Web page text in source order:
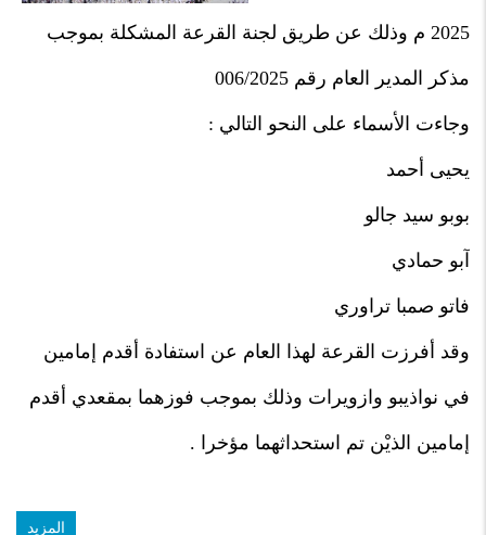
2025 م وذلك عن طريق لجنة القرعة المشكلة بموجب
مذكر المدير العام رقم 006/2025
وجاءت الأسماء على النحو التالي :
يحيى أحمد
بوبو سيد جالو
آبو حمادي
فاتو صمبا تراوري
وقد أفرزت القرعة لهذا العام عن استفادة أقدم إمامين
في نواذيبو وازويرات وذلك بموجب فوزهما بمقعدي أقدم
إمامين الذيْن تم استحداثهما مؤخرا .
المزيد